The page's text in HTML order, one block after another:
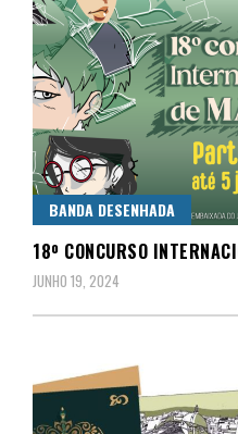
BANDA DESENHADA
18º CONCURSO
JUNHO 19, 2024